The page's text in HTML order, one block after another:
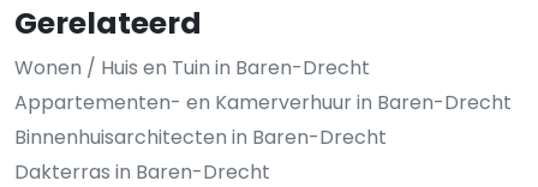
Gerelateerd
Wonen / Huis en Tuin in Baren-Drecht
Appartementen- en Kamerverhuur in Baren-Drecht
Binnenhuisarchitecten in Baren-Drecht
Dakterras in Baren-Drecht